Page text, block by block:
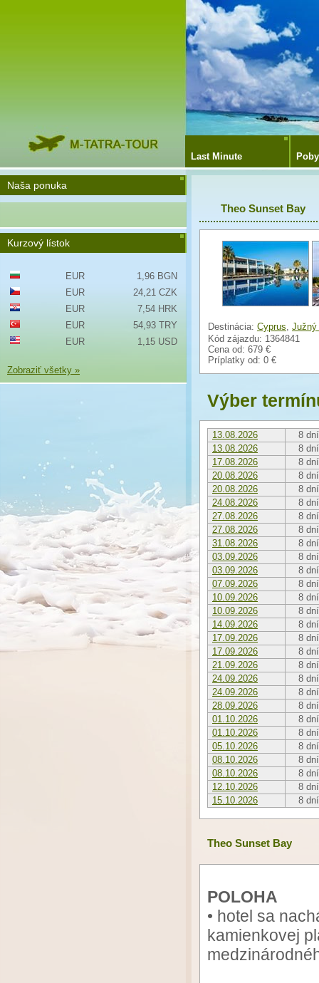
Last Minute
Theo Sunset Bay
Destinácia: Cyprus, Južný
Kód zájazdu: 1364841
Cena od: 679 €
Príplatky od: 0 €
Výber
13.08.2026
8 dní
13.08.2026
8 dní
17.08.2026
8 dní
20.08.2026
8 dní
20.08.2026
8 dní
24.08.2026
8 dní
27.08.2026
8 dní
27.08.2026
8 dní
31.08.2026
8 dní
03.09.2026
8 dní
03.09.2026
8 dní
07.09.2026
8 dní
10.09.2026
8 dní
10.09.2026
8 dní
14.09.2026
8 dní
17.09.2026
8 dní
17.09.2026
8 dní
21.09.2026
8 dní
24.09.2026
8 dní
24.09.2026
8 dní
28.09.2026
8 dní
01.10.2026
8 dní
01.10.2026
8 dní
05.10.2026
8 dní
08.10.2026
8 dní
08.10.2026
8 dní
12.10.2026
8 dní
15.10.2026
8 dní
Theo Sunset Bay
POLOHA
• hotel sa
kamienkovej
Naša ponuka
Kurzový lístok
EUR
1,96 BGN
EUR
24,21 CZK
EUR
7,54 HRK
EUR
54,93 TRY
EUR
1,15 USD
Zobraziť všetky »